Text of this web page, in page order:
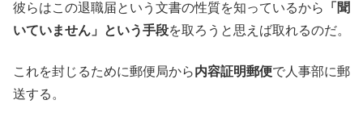
彼らはこの退職届という文書の性質を知っているから
「聞
いていません」という手段を取ろうと思えば取れるのだ。
これを封じるために郵便局から内容証明郵便で人事部に郵
送する。